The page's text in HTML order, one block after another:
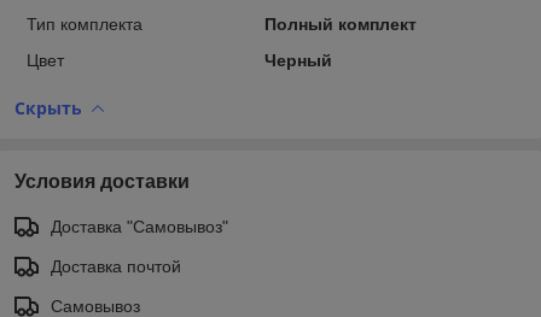
Тип комплекта
Полный комплект
Цвет
Черный
Скрыть
Условия доставки
Доставка "Самовывоз"
Доставка почтой
Самовывоз